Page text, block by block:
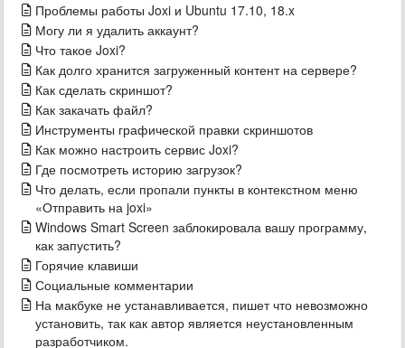
Проблемы работы Joxi и Ubuntu 17.10, 18.x
Могу ли я удалить аккаунт?
Что такое Joxi?
Как долго хранится загруженный контент на сервере?
Как сделать скриншот?
Как закачать файл?
Инструменты графической правки скриншотов
Как можно настроить сервис Joxi?
Где посмотреть историю загрузок?
Что делать, если пропали пункты в контекстном меню
«Отправить на joxi»
Windows Smart Screen заблокировала вашу программу,
как запустить?
Горячие клавиши
Социальные комментарии
На макбуке не устанавливается, пишет что невозможно
установить, так как автор является неустановленным
разработчиком.